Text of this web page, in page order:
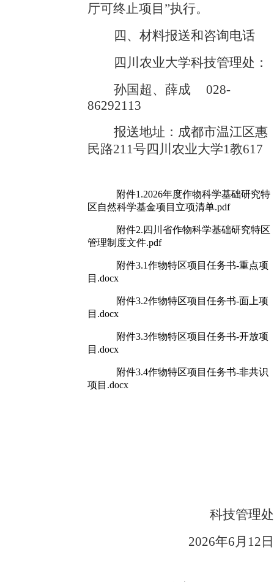
厅可终止项目”执行。
四、材料报送和咨询电话
四川农业大学科技管理处 ：
孙国超、薛成
028-
86292113
报送地址： 成都市温江区惠
民路211号四川农业大学1教617
附件1.2026年度作物科学基础研究特
区自然科学基金项目立项清单.pdf
附件2.四川省作物科学基础研究特区
管理制度文件.pdf
附件3.1作物特区项目任务书-重点项
目.docx
附件3.2作物特区项目任务书-面上项
目.docx
附件3.3作物特区项目任务书-开放项
目.docx
附件3.4作物特区项目任务书-非共识
项目.docx
科技管理处
2026年6月 12 日